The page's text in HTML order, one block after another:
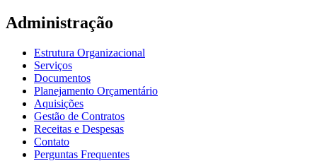
Administração
Estrutura Organizacional
Serviços
Documentos
Planejamento Orçamentário
Aquisições
Gestão de Contratos
Receitas e Despesas
Contato
Perguntas Frequentes